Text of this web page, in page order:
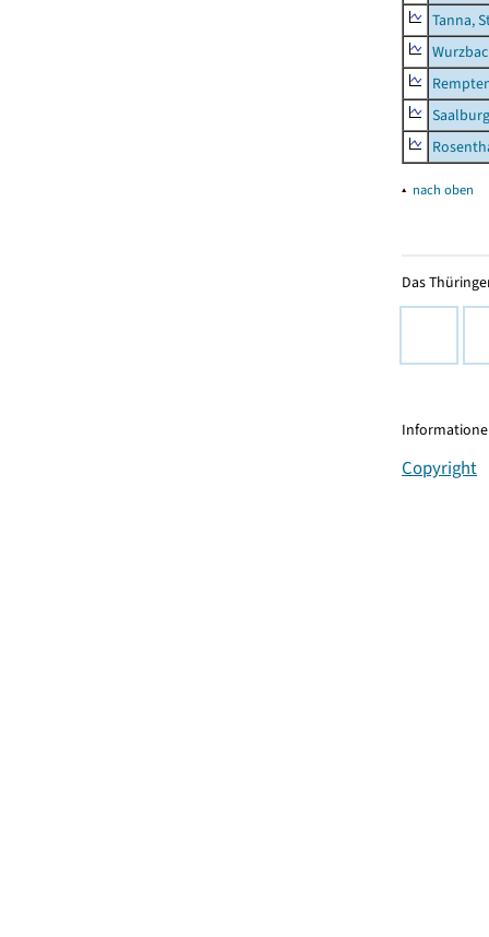
Tanna,
▴ nach oben
Das
Copyright